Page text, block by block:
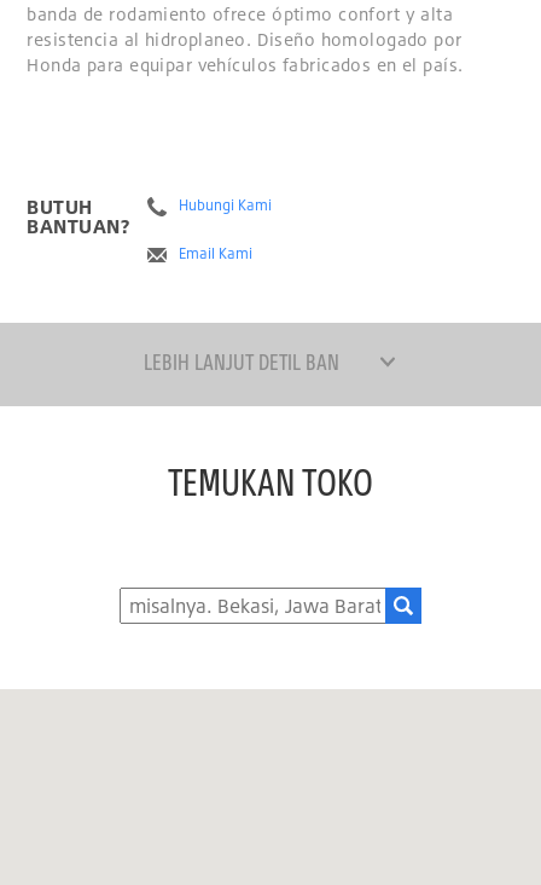
banda de rodamiento ofrece óptimo confort y alta
resistencia al hidroplaneo. Diseño homologado por
Honda para equipar vehículos fabricados en el país.
BUTUH
BANTUAN?
Hubungi Kami
Email Kami
LEBIH LANJUT DETIL BAN
TEMUKAN TOKO